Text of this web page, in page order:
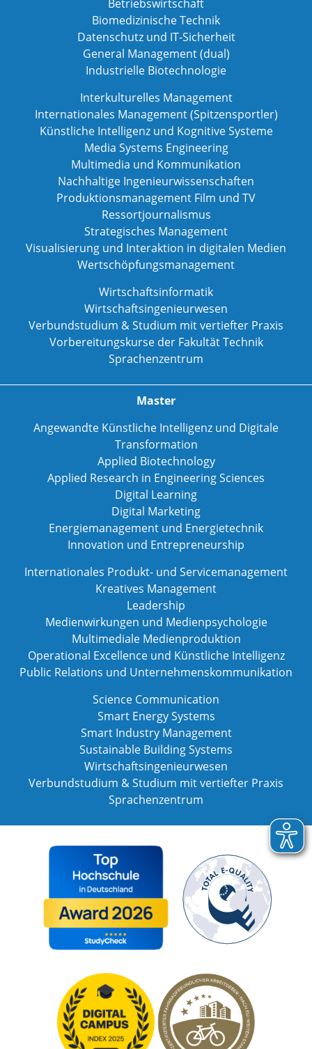
Betriebswirtschaft
Biomedizinische Technik
Datenschutz und IT-Sicherheit
General Management (dual)
Industrielle Biotechnologie
Interkulturelles Management
Internationales Management (Spitzensportler)
Künstliche Intelligenz und Kognitive Systeme
Media Systems Engineering
Multimedia und Kommunikation
Nachhaltige Ingenieurwissenschaften
Produktionsmanagement Film und TV
Ressortjournalismus
Strategisches Management
Visualisierung und Interaktion in digitalen Medien
Wertschöpfungsmanagement
Wirtschaftsinformatik
Wirtschaftsingenieurwesen
Verbundstudium & Studium mit vertiefter Praxis
Vorbereitungskurse der Fakultät Technik
Sprachenzentrum
Master
Angewandte Künstliche Intelligenz und Digitale
Transformation
Applied Biotechnology
Applied Research in Engineering Sciences
Digital Learning
Digital Marketing
Energiemanagement und Energietechnik
Innovation und Entrepreneurship
Internationales Produkt- und Servicemanagement
Kreatives Management
Leadership
Medienwirkungen und Medienpsychologie
Multimediale Medienproduktion
Operational Excellence und Künstliche Intelligenz
Public Relations und Unternehmenskommunikation
Science Communication
Smart Energy Systems
Smart Industry Management
Sustainable Building Systems
Wirtschaftsingenieurwesen
Verbundstudium & Studium mit vertiefter Praxis
Sprachenzentrum